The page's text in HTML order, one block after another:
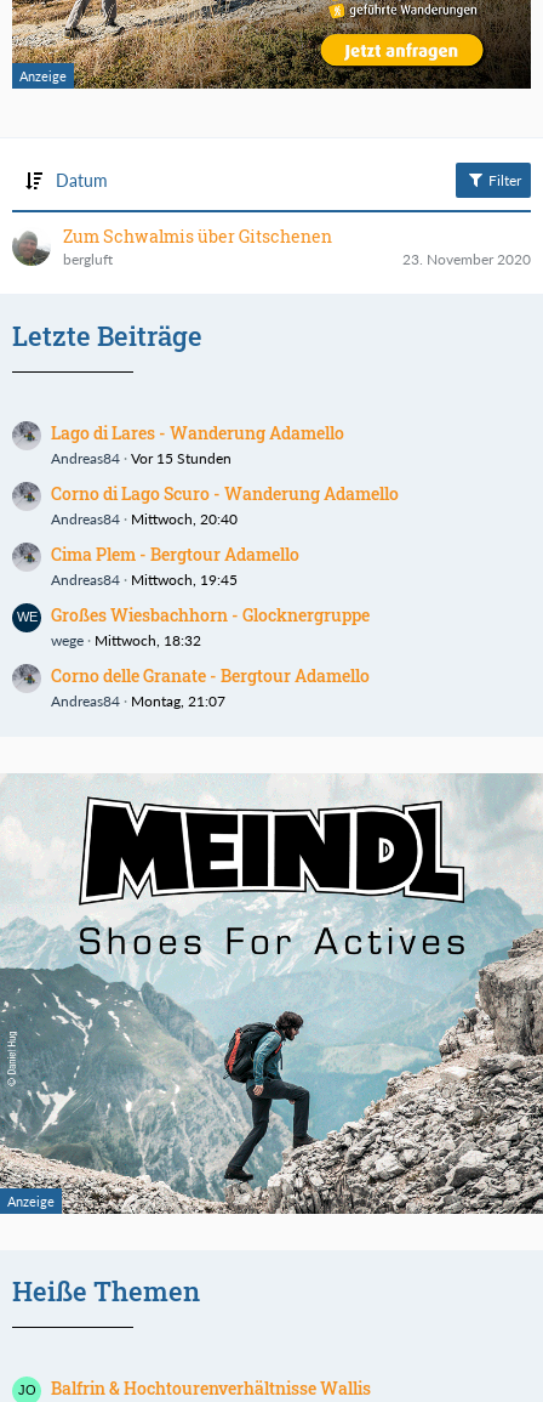
Datum Filter
Zum Schwalmis über Gitschenen
bergluft 23. November 2020
Letzte Beiträge
Lago di Lares - Wanderung Adamello
Andreas84 Vor 15 Stunden
Corno di Lago Scuro - Wanderung Adamello
Andreas84 Mittwoch, 20:40
Cima Plem - Bergtour Adamello
Andreas84 Mittwoch, 19:45
Großes Wiesbachhorn - Glocknergruppe
wege Mittwoch, 18:32
Corno delle Granate - Bergtour Adamello
Andreas84 Montag, 21:07
Heiße Themen
Balfrin & Hochtourenverhältnisse Wallis